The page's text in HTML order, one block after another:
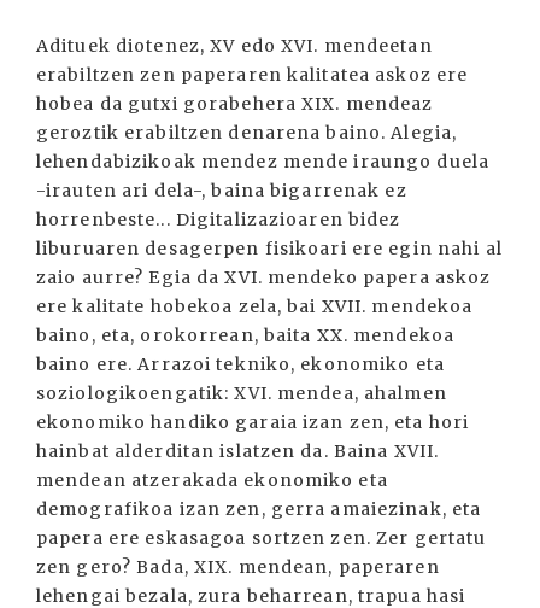
Adituek diotenez, XV edo XVI. mendeetan
erabiltzen zen paperaren kalitatea askoz ere
hobea da gutxi gorabehera XIX. mendeaz
geroztik erabiltzen denarena baino. Alegia,
lehendabizikoak mendez mende iraungo duela
-irauten ari dela-, baina bigarrenak ez
horrenbeste... Digitalizazioaren bidez
liburuaren desagerpen fisikoari ere egin nahi al
zaio aurre? Egia da XVI. mendeko papera askoz
ere kalitate hobekoa zela, bai XVII. mendekoa
baino, eta, orokorrean, baita XX. mendekoa
baino ere. Arrazoi tekniko, ekonomiko eta
soziologikoengatik: XVI. mendea, ahalmen
ekonomiko handiko garaia izan zen, eta hori
hainbat alderditan islatzen da. Baina XVII.
mendean atzerakada ekonomiko eta
demografikoa izan zen, gerra amaiezinak, eta
papera ere eskasagoa sortzen zen. Zer gertatu
zen gero? Bada, XIX. mendean, paperaren
lehengai bezala, zura beharrean, trapua hasi